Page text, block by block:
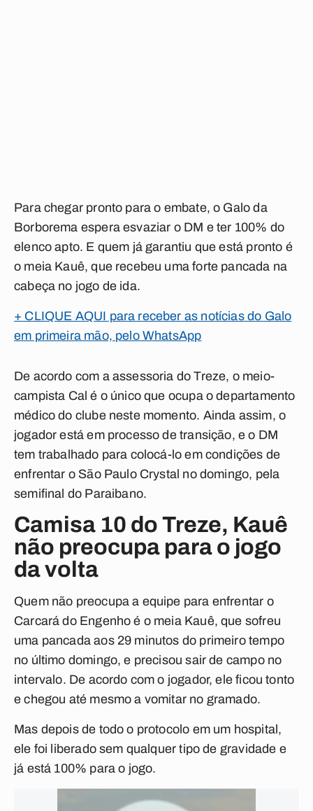
Para chegar pronto para o embate, o Galo da
Borborema espera esvaziar o DM e ter 100% do
elenco apto. E quem já garantiu que está pronto é
o meia Kauê, que recebeu uma forte pancada na
cabeça no jogo de ida.
+ CLIQUE AQUI para receber as notícias do Galo
em primeira mão, pelo WhatsApp
De acordo com a assessoria do Treze, o meio-
campista Cal é o único que ocupa o departamento
médico do clube neste momento. Ainda assim, o
jogador está em processo de transição, e o DM
tem trabalhado para colocá-lo em condições de
enfrentar o São Paulo Crystal no domingo, pela
semifinal do Paraibano.
Camisa 10 do Treze, Kauê
não preocupa para o jogo
da volta
Quem não preocupa a equipe para enfrentar o
Carcará do Engenho é o meia Kauê, que sofreu
uma pancada aos 29 minutos do primeiro tempo
no último domingo, e precisou sair de campo no
intervalo. De acordo com o jogador, ele ficou tonto
e chegou até mesmo a vomitar no gramado.
Mas depois de todo o protocolo em um hospital,
ele foi liberado sem qualquer tipo de gravidade e
já está 100% para o jogo.